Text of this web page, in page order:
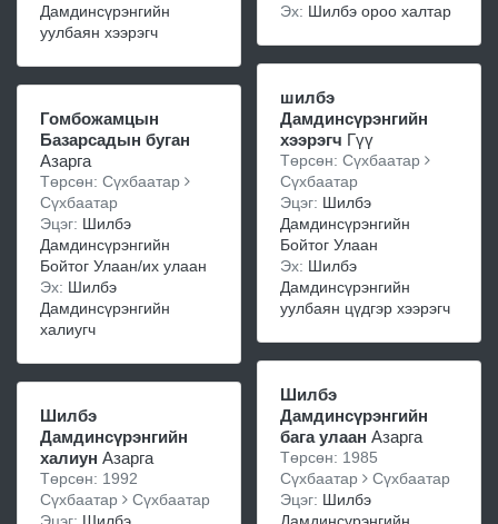
Дамдинсүрэнгийн
уулбаян хээрэгч
Гомбожамцын
Базарсадын буган
Азарга
Төрсөн: Сүхбаатар
Сүхбаатар
Эцэг: Шилбэ
Дамдинсүрэнгийн
Бойтог Улаан/их улаан
Эх: Шилбэ
Дамдинсүрэнгийн
халиугч
Шилбэ
Дамдинсүрэнгийн
халиун Азарга
Төрсөн: 1992
Сүхбаатар
Сүхбаатар
Эх: Шилбэ ороо халтар
шилбэ
Дамдинсүрэнгийн
хээрэгч Гүү
Төрсөн: Сүхбаатар
Сүхбаатар
Эцэг: Шилбэ
Дамдинсүрэнгийн
Бойтог Улаан
Эх: Шилбэ
Дамдинсүрэнгийн
уулбаян цүдгэр хээрэгч
Шилбэ
Дамдинсүрэнгийн
бага улаан Азарга
Төрсөн: 1985
Сүхбаатар
Сүхбаатар
Эцэг: Шилбэ